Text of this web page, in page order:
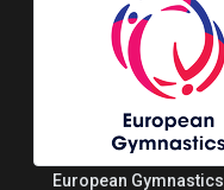
European Gymnastics